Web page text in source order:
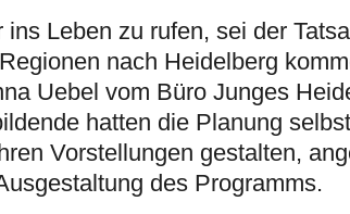
Leben zu rufen, sei der
nach Heidelberg
Uebel vom Büro Junges
hatten die Planung
Vorstellungen gestalten,
des Programms.